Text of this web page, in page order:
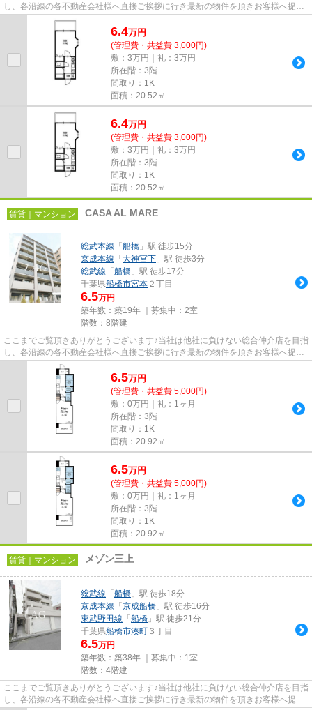
し、各沿線の各不動産会社様へ直接ご挨拶に行き最新の物件を頂きお客様へ提供
しております！最新の情報は...
6.4万円
(管理費・共益費 3,000円)
敷：3万円｜礼：3万円
所在階：3階
間取り：1K
面積：20.52㎡
6.4万円
(管理費・共益費 3,000円)
敷：3万円｜礼：3万円
所在階：3階
間取り：1K
面積：20.52㎡
賃貸｜マンション CASA AL MARE
総武本線 「 船橋 」駅 徒歩15分
京成本線 「 大神宮下 」駅 徒歩3分
総武線 「 船橋 」駅 徒歩17分
千葉県船橋市宮本 ２丁目
6.5万円
築年数：築19年 ｜募集中： 2室
階数：8階建
ここまでご覧頂きありがとうございます♪当社は他社に負けない総合仲介店を目指
し、各沿線の各不動産会社様へ直接ご挨拶に行き最新の物件を頂きお客様へ提供
しております！最新の情報は...
6.5万円
(管理費・共益費 5,000円)
敷：0万円｜礼：1ヶ月
所在階：3階
間取り：1K
面積：20.92㎡
6.5万円
(管理費・共益費 5,000円)
敷：0万円｜礼：1ヶ月
所在階：3階
間取り：1K
面積：20.92㎡
賃貸｜マンション メゾン三上
総武線 「 船橋 」駅 徒歩18分
京成本線 「 京成船橋 」駅 徒歩16分
東武野田線 「 船橋 」駅 徒歩21分
千葉県船橋市湊町 ３丁目
6.5万円
築年数：築38年 ｜募集中： 1室
階数：4階建
ここまでご覧頂きありがとうございます♪当社は他社に負けない総合仲介店を目指
し、各沿線の各不動産会社様へ直接ご挨拶に行き最新の物件を頂きお客様へ提供